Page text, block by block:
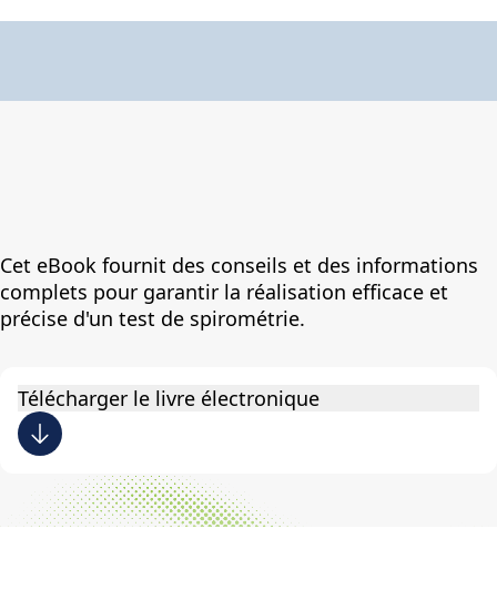
5
9
,
Cet eBook fournit des conseils et des informations
complets pour garantir la réalisation efficace et
précise d'un test de spirométrie.
Télécharger le livre électronique